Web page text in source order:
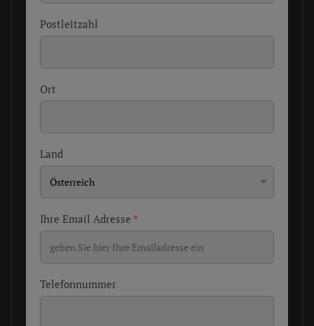
Postleitzahl
Ort
Land
Ihre Email Adresse *
Telefonnummer